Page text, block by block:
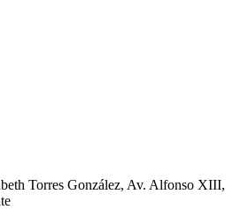
Torres González, Av. Alfonso XIII,